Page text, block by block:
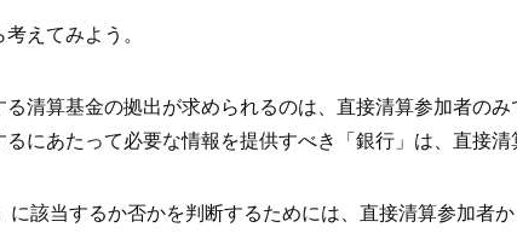
えてみよう。
清算基金の拠出が求められるのは、直接清算参加者の
にあたって必要な情報を提供すべき「銀行」は、直接清
該当するか否かを判断するためには、直接清算参加者